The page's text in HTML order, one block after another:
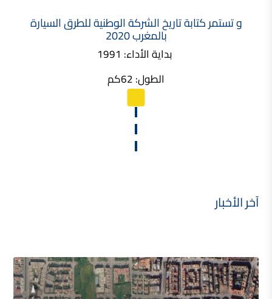
و تستمر كتابة تاريخ الشركة الوطنية للطرق السيارة
بالمغرب 2020
الطول: 62كم
آخر الأخبار